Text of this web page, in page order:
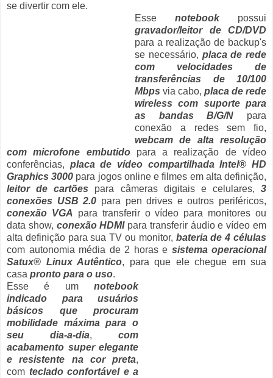
se divertir com ele.
Esse notebookpossui
gravador/leitor de CD/DVD
para a realização de backup's
se necessário, placa de rede
com velocidades de
transferências de 10/100
Mbps via cabo, placa de rede
wireless com suporte para
as bandas B/G/N para
conexão a redes sem fio,
webcam de alta resolução
com microfone embutidopara a realização de vídeo
conferências, placa de vídeo compartilhada Intel® HD
Graphics 3000 para jogos online e filmes em alta definição,
leitor de cartões para câmeras digitais e celulares, 3
conexões USB 2.0 para pen drives e outros periféricos,
conexão VGA para transferir o vídeo para monitores ou
data show, conexão HDMIpara transferir áudio e vídeo em
alta definição para sua TV ou monitor, bateria de 4 células
com autonomia média de 2 horas e sistema operacional
Satux® Linux Autêntico, para que ele chegue em sua
casa pronto para o uso.
Esse é um notebook
indicado para usuários
básicos que procuram
mobilidade máxima para o
seu dia-a-dia, com
acabamento super elegante
e resistente na cor preta,
com teclado confortável e a